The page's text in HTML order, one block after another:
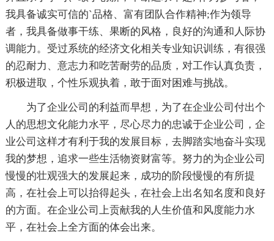
我具备诚实可信的`品格、富有团队合作精神;作为领导
者，我具备做事干练、果断的风格，良好的沟通和人际协
调能力。受过系统的经济文化相关专业知识训练，有很强
的忍耐力、意志力和吃苦耐劳的品质，对工作认真负责，
积极进取，个性乐观执着，敢于面对困难与挑战。
为了企业公司的利益而早想，为了在企业公司付出个
人的思想文化能力水平，尽心尽力的忠诚于企业公司，企
业公司这样才有利于我的发展目标，去脚踏实地奋斗实现
我的梦想，追求一些生活物资财富等。努力的为企业公司
慢慢的壮观强大的发展起来，成功的阶段慢慢的有所提
高，在社会上可以抬得起头，在社会上出名知名度和良好
的方面。在企业公司上贡献我的人生价值和风度能力水
平，在社会上全方面的体会出来。